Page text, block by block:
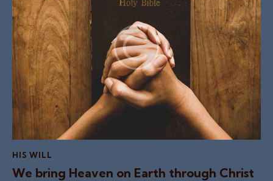
HIS WILL
We bring Heaven on Earth through Christ